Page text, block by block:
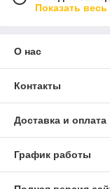
Показать
О нас
Контакты
Доставка и оплата
График работы